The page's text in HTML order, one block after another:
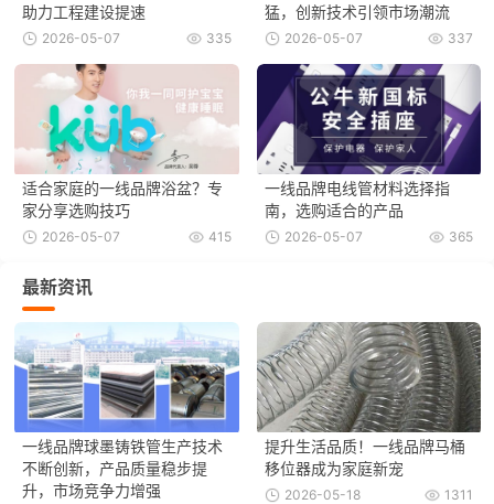
助力工程建设提速
335
2026-05-07
猛，创新技术引领市场潮流
337
2026-05-07
适合家庭的一线品牌浴盆？专
家分享选购技巧
415
2026-05-07
一线品牌电线管材料选择指
南，选购适合的产品
365
2026-05-07
最新资讯
一线品牌球墨铸铁管生产技术
不断创新，产品质量稳步提
升，市场竞争力增强
提升生活品质！一线品牌马桶
移位器成为家庭新宠
1311
2026-05-18